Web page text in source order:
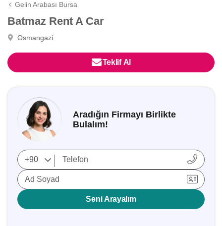
Gelin Arabası Bursa
Batmaz Rent A Car
Osmangazi
Teklif Al
Aradığın Firmayı Birlikte
Bulalım!
Ad Soyad
Seni Arayalım